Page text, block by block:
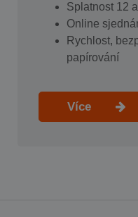
Splatnost 12
Online
Rychlost,
papírování
Více